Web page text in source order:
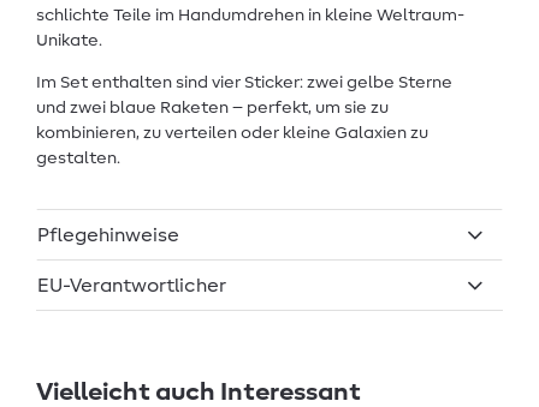
schlichte Teile im Handumdrehen in kleine Weltraum-
Unikate.
Im Set enthalten sind vier Sticker: zwei gelbe Sterne
und zwei blaue Raketen – perfekt, um sie zu
kombinieren, zu verteilen oder kleine Galaxien zu
gestalten.
Pflegehinweise
EU-Verantwortlicher
Vielleicht auch Interessant